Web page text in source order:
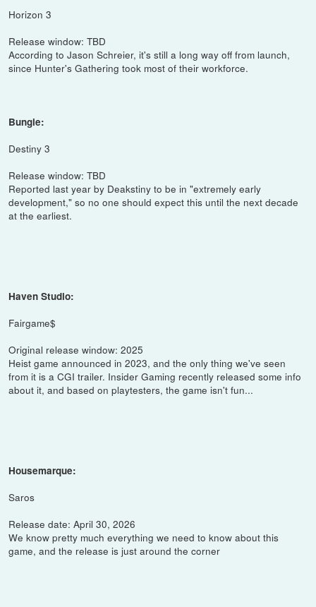
Horizon 3
Release window: TBD
According to Jason Schreier, it's still a long way off from launch,
since Hunter's Gathering took most of their workforce.
Bungie:
Destiny 3
Release window: TBD
Reported last year by Deakstiny to be in "extremely early
development," so no one should expect this until the next decade
at the earliest.
Haven Studio:
Fairgame$
Original release window: 2025
Heist game announced in 2023, and the only thing we've seen
from it is a CGI trailer. Insider Gaming recently released some info
about it, and based on playtesters, the game isn't fun...
Housemarque:
Saros
Release date: April 30, 2026
We know pretty much everything we need to know about this
game, and the release is just around the corner